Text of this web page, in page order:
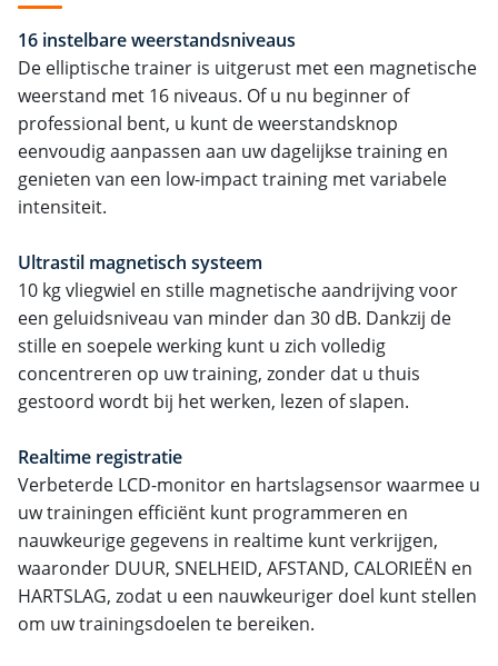
16 instelbare weerstandsniveaus
De elliptische trainer is uitgerust met een magnetische
weerstand met 16 niveaus. Of u nu beginner of
professional bent, u kunt de weerstandsknop
eenvoudig aanpassen aan uw dagelijkse training en
genieten van een low-impact training met variabele
intensiteit.
Ultrastil magnetisch systeem
10 kg vliegwiel en stille magnetische aandrijving voor
een geluidsniveau van minder dan 30 dB. Dankzij de
stille en soepele werking kunt u zich volledig
concentreren op uw training, zonder dat u thuis
gestoord wordt bij het werken, lezen of slapen.
Realtime registratie
Verbeterde LCD-monitor en hartslagsensor waarmee u
uw trainingen efficiënt kunt programmeren en
nauwkeurige gegevens in realtime kunt verkrijgen,
waaronder DUUR, SNELHEID, AFSTAND, CALORIEËN en
HARTSLAG, zodat u een nauwkeuriger doel kunt stellen
om uw trainingsdoelen te bereiken.